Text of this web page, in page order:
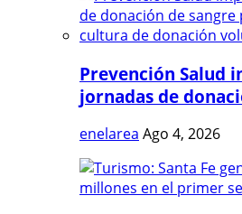
Prevención Salud
jornadas de
enelarea Ago 4, 2026